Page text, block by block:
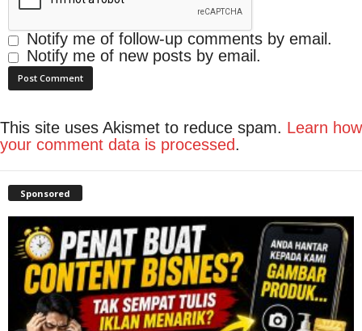
Notify me of follow-up comments by email.
Notify me of new posts by email.
This site uses Akismet to reduce spam. Learn how
your comment data is processed.
Sponsored